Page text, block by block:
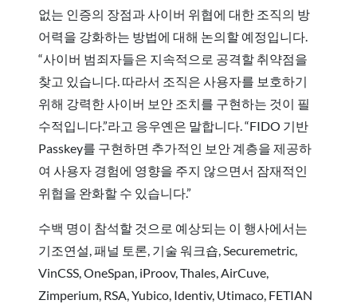
없는 인증의 장점과 사이버 위협에 대한 조직의 방
어력을 강화하는 방법에 대해 논의할 예정입니다.
“사이버 범죄자들은 지속적으로 공격할 취약점을
찾고 있습니다. 따라서 조직은 사용자를 보호하기
위해 강력한 사이버 보안 조치를 구현하는 것이 필
수적입니다.”라고 응우옌은 말합니다. “FIDO 기반
Passkey를 구현하면 추가적인 보안 계층을 제공하
여 사용자 경험에 영향을 주지 않으면서 잠재적인
위협을 완화할 수 있습니다.”
수백 명이 참석할 것으로 예상되는 이 행사에서는
기조연설, 패널 토론, 기술 워크숍, Securemetric,
VinCSS, OneSpan, iProov, Thales, AirCuve,
Zimperium, RSA, Yubico, Identiv, Utimaco, FETIAN